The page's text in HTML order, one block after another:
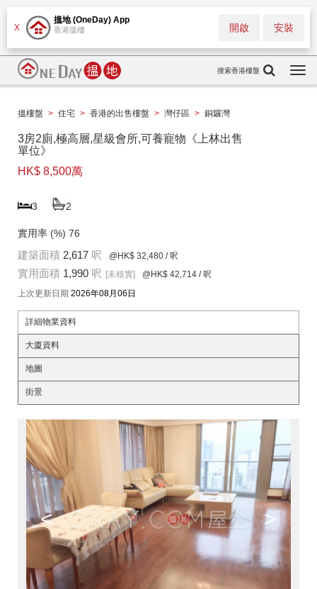
X
搵地 (OneDay) App
香港搵樓 安裝
開啟
搜索香港樓盤
搵樓盤 > 住宅 > 香港的出售樓盤 > 灣仔區 > 銅鑼灣
3房2廁,極高層,星級會所,可養寵物《上林出售
單位》
HK$ 8,500萬
3 2
實用率 (%) 76
建築面積 2,617 呎 @HK$ 32,480 / 呎
實用面積 1,990 呎 [未核實] @HK$ 42,714 / 呎
上次更新日期 2026年08月06日
詳細物業資料
大廈資料
地圖
街景
< >